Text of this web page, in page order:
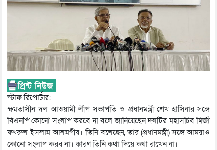
স্টাফ রিপোর্টার:
ক্ষমতাসীন দল আওয়ামী লীগ সভাপতি ও প্রধানমন্ত্রী শেখ হাসিনার সঙ্গে
বিএনপি কোনো সংলাপ করবে না বলে জানিয়েছেন দলটির মহাসচিব মির্জা
ফখরুল ইসলাম আলমগীর। তিনি বলেছেন, তার (প্রধানমন্ত্রী) সঙ্গে আমরাও
কোনো সংলাপ করব না। কারণ তিনি কথা দিয়ে কথা রাখেন না।